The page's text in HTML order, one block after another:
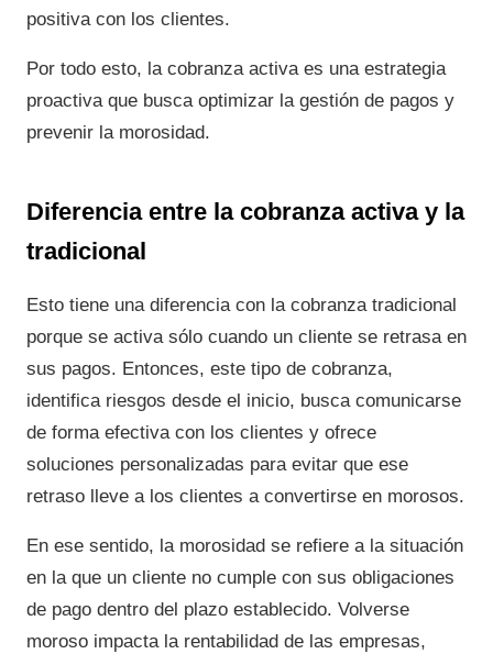
positiva con los clientes.
Por todo esto, la cobranza activa es una estrategia
proactiva que busca optimizar la gestión de pagos y
prevenir la morosidad.
Diferencia entre la cobranza activa y la
tradicional
Esto tiene una diferencia con la cobranza tradicional
porque se activa sólo cuando un cliente se retrasa en
sus pagos. Entonces, este tipo de cobranza,
identifica riesgos desde el inicio, busca comunicarse
de forma efectiva con los clientes y ofrece
soluciones personalizadas para evitar que ese
retraso lleve a los clientes a convertirse en morosos.
En ese sentido, la morosidad se refiere a la situación
en la que un cliente no cumple con sus obligaciones
de pago dentro del plazo establecido. Volverse
moroso impacta la rentabilidad de las empresas,